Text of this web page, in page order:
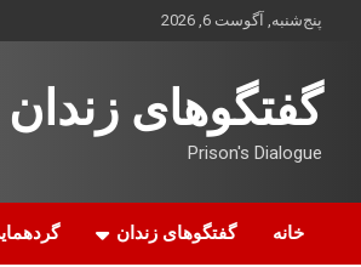
محتوا
پنج‌شنبه, آگوست 6, 2026
گفتگوهای زندان
Prison's Dialogue
خانه گفتگوهای زندان